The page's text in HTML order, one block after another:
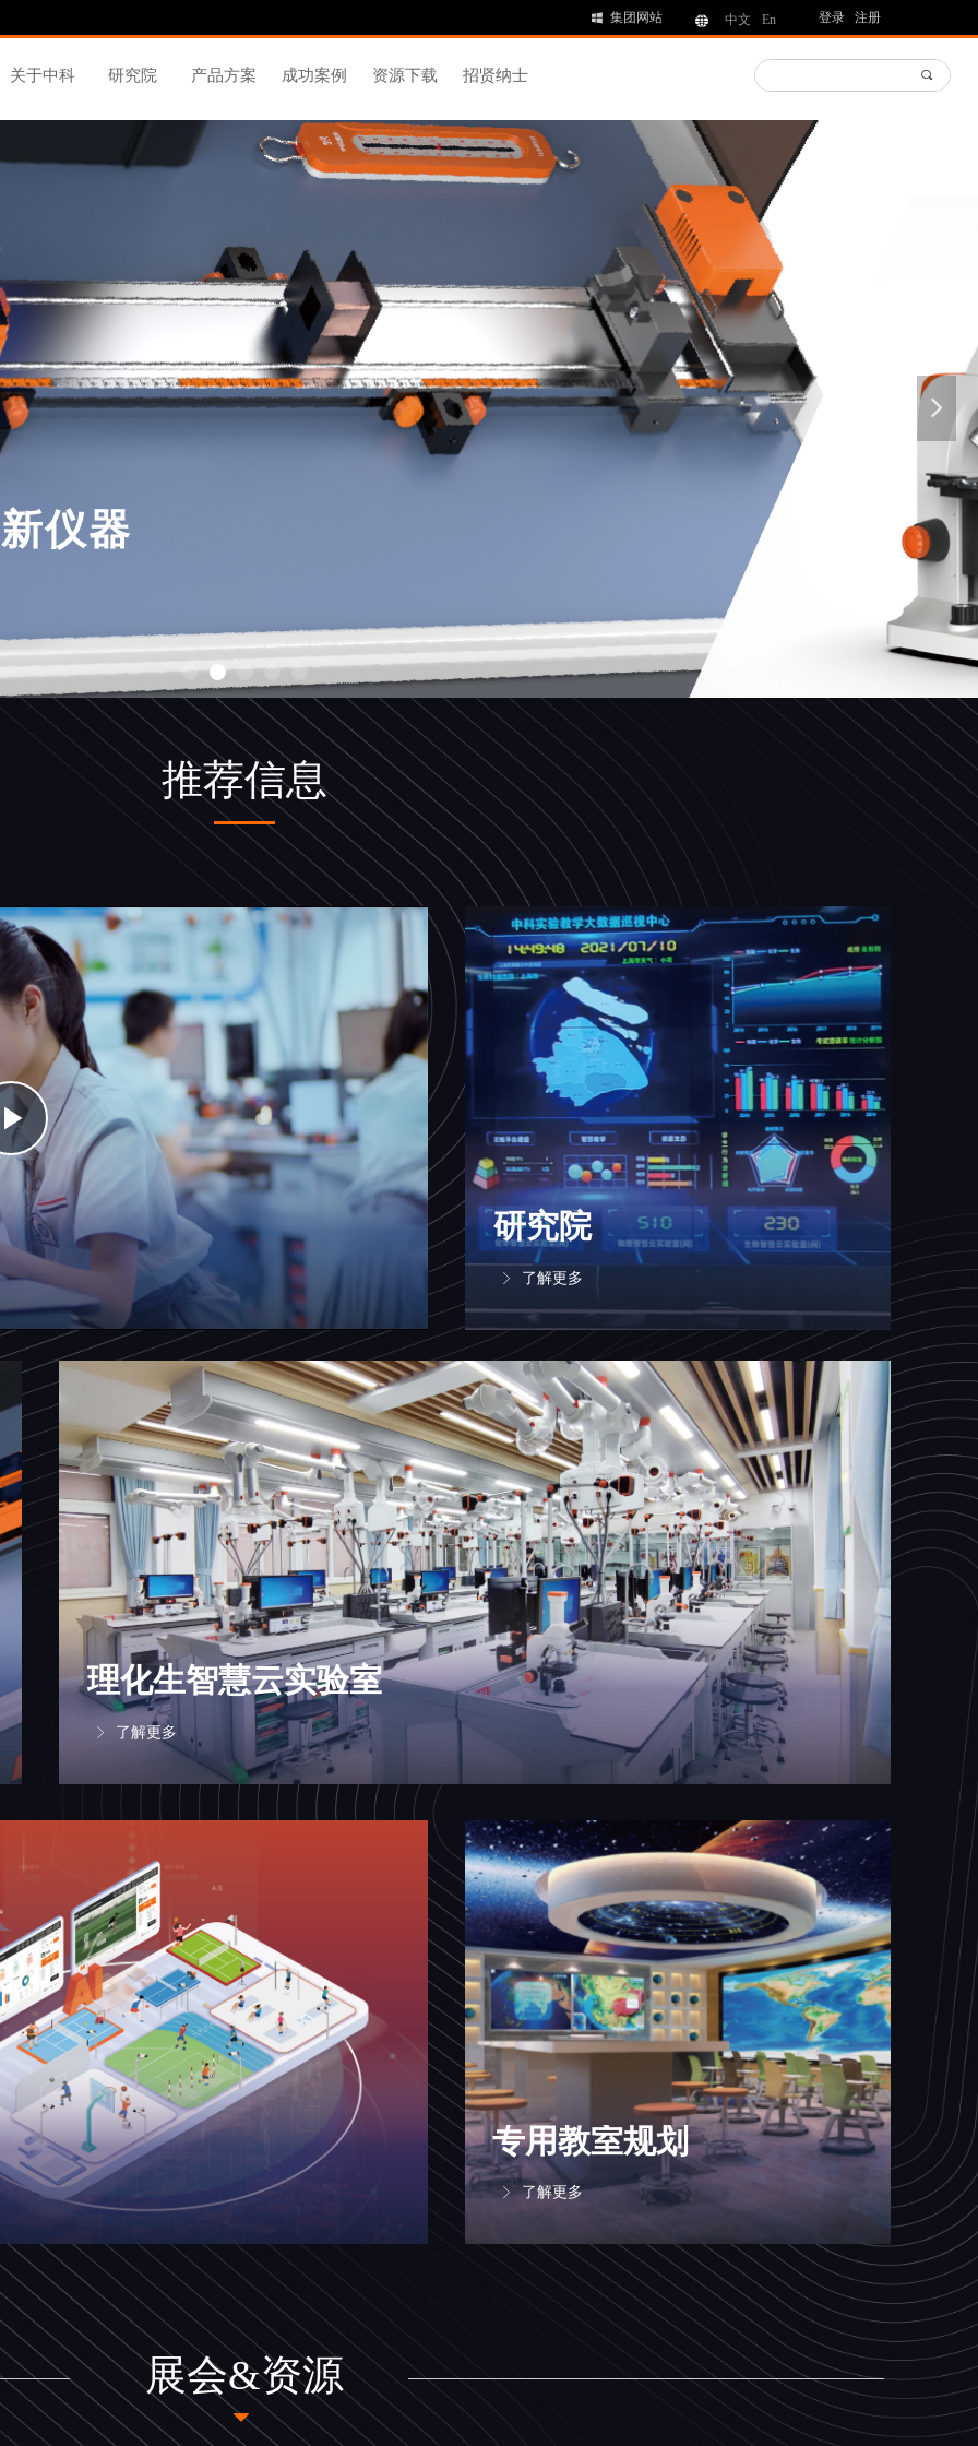
关于中科 研究院 产品方案 成功案例 资源下载 招贤纳士 끠
登录 注册
낖 集团网站 뀁 中文 En
仪器
넲
推荐信息
Play
Video
研究院
ꁕ 了解更多
理化生智慧云实验室
ꁕ 了解更多
专用教室规划
ꁕ 了解更多
展会&资源
뀓